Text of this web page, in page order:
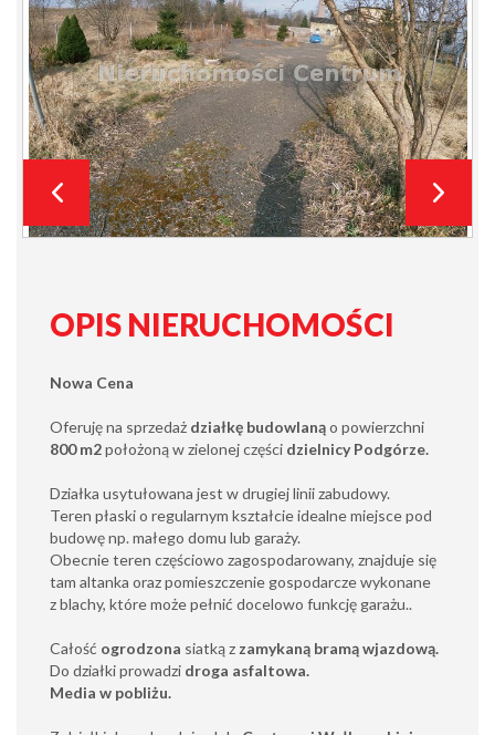
OPIS NIERUCHOMOŚCI
Nowa Cena
Oferuję na sprzedaż działkę budowlanąo powierzchni
800 m2położoną w zielonej części dzielnicy Podgórze.
Działka usytułowana jest w drugiej linii zabudowy.
Teren płaski o regularnym kształcie idealne miejsce pod
budowę np. małego domu lub garaży.
Obecnie teren częściowo zagospodarowany, znajduje się
tam altanka oraz pomieszczenie gospodarcze wykonane
z blachy, które może pełnić docelowo funkcję garażu..
Całość ogrodzona siatką z zamykaną bramą wjazdową.
Do działki prowadzi droga asfaltowa.
Media w pobliżu.